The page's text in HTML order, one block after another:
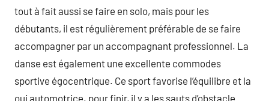
tout à fait aussi se faire en solo, mais pour les
débutants, il est régulièrement préférable de se faire
accompagner par un accompagnant professionnel. La
danse est également une excellente commodes
sportive égocentrique. Ce sport favorise l’équilibre et la
oui automotrice. pour finir, il y a les sauts d’obstacle